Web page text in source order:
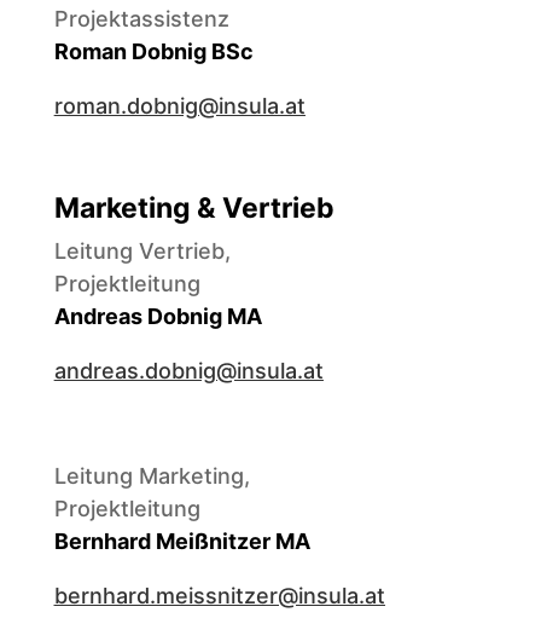
Projektassistenz
Roman Dobnig BSc
roman.dobnig@insula.at
Marketing & Vertrieb
Leitung Vertrieb,
Projektleitung
Andreas Dobnig MA
andreas.dobnig@insula.at
Leitung Marketing,
Projektleitung
Bernhard Meißnitzer MA
bernhard.meissnitzer@insula.at